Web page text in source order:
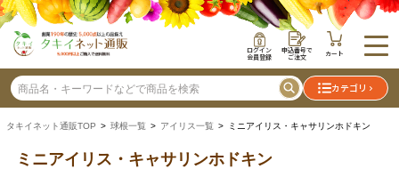
ログイン
会員登録
申込番号で
ご注文 カート
カテゴリ
タキイネット通販TOP > 球根一覧 > アイリス一覧 > ミニアイリス・キャサリンホドキン
ミニアイリス・キャサリンホドキン